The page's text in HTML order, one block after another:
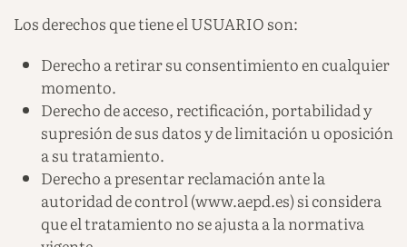
Los derechos que tiene el USUARIO son:
Derecho a retirar su consentimiento en cualquier
momento.
Derecho de acceso, rectificación, portabilidad y
supresión de sus datos y de limitación u oposición
a su tratamiento.
Derecho a presentar reclamación ante la
autoridad de control (www.aepd.es) si considera
que el tratamiento no se ajusta a la normativa